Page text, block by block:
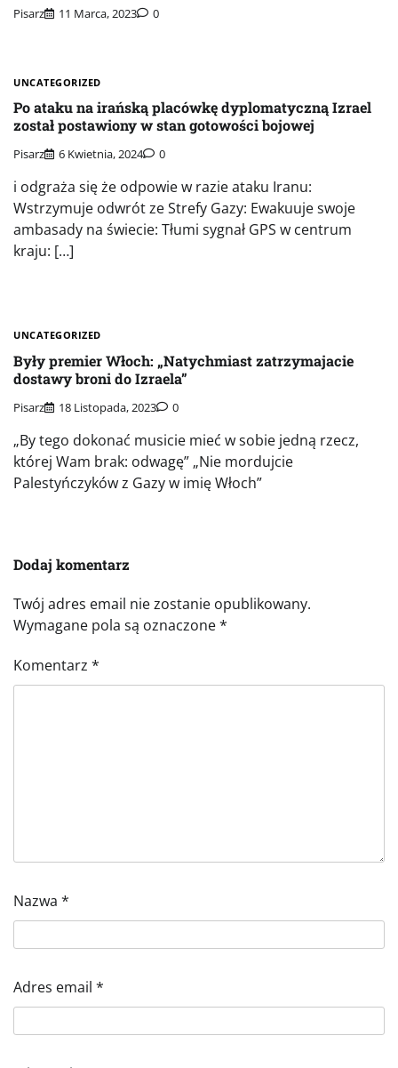
Pisarz 11 Marca, 2023 0
UNCATEGORIZED
Po ataku na irańską placówkę dyplomatyczną Izrael
został postawiony w stan gotowości bojowej
Pisarz 6 Kwietnia, 2024 0
i odgraża się że odpowie w razie ataku Iranu:
Wstrzymuje odwrót ze Strefy Gazy: Ewakuuje swoje
ambasady na świecie: Tłumi sygnał GPS w centrum
kraju: […]
UNCATEGORIZED
Były premier Włoch: „Natychmiast zatrzymajacie
dostawy broni do Izraela”
Pisarz 18 Listopada, 2023 0
„By tego dokonać musicie mieć w sobie jedną rzecz,
której Wam brak: odwagę” „Nie mordujcie
Palestyńczyków z Gazy w imię Włoch”
Dodaj komentarz
Twój adres email nie zostanie opublikowany.
Wymagane pola są oznaczone*
Komentarz *
Nazwa *
Adres email *